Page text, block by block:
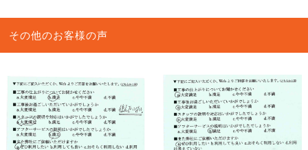
その他のお客様の声